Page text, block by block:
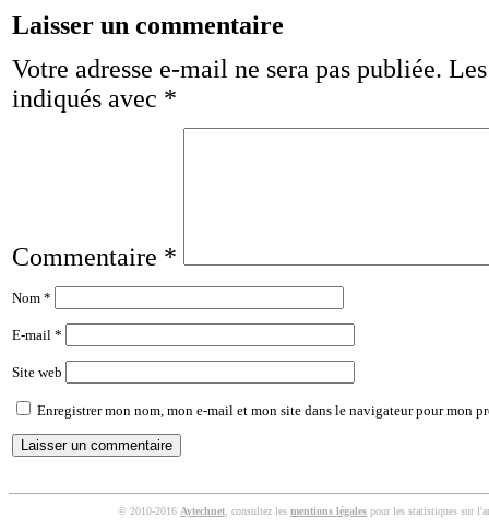
Laisser un commentaire
Votre adresse e-mail ne sera pas publiée.
indiqués avec *
Commentaire *
Nom *
E-mail *
Site web
Enregistrer mon nom, mon e-mail et mon site dans le navigateur pour mon
© 2010-2016 Aytechnet , consultez les mentions légales pour les statistiques sur